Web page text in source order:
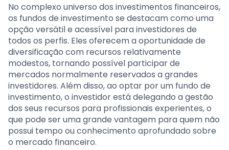
No complexo universo dos investimentos financeiros,
os fundos de investimento se destacam como uma
opção versátil e acessível para investidores de
todos os perfis. Eles oferecem a oportunidade de
diversificação com recursos relativamente
modestos, tornando possível participar de
mercados normalmente reservados a grandes
investidores. Além disso, ao optar por um fundo de
investimento, o investidor está delegando a gestão
dos seus recursos para profissionais experientes, o
que pode ser uma grande vantagem para quem não
possui tempo ou conhecimento aprofundado sobre
o mercado financeiro.